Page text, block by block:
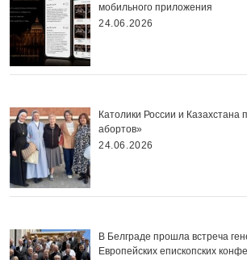
мобильного приложения
24.06.2026
Католики России и Казахстана
абортов»
24.06.2026
В Белграде прошла встреча
Европейских епископских